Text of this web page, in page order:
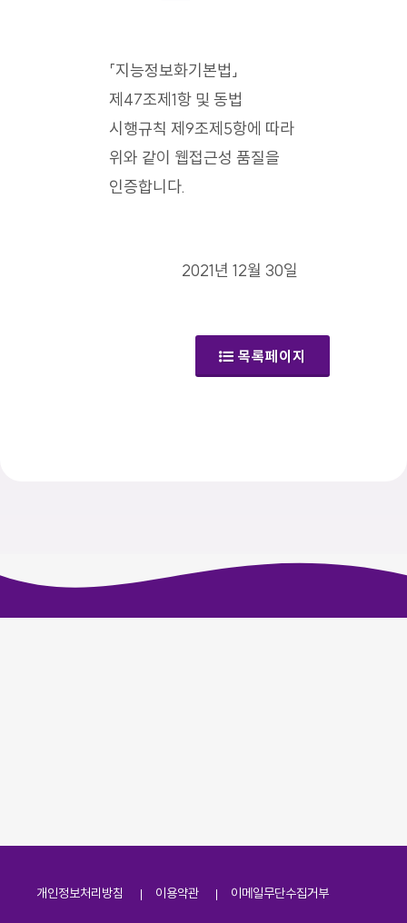
「지능정보화기본법」
제47조제1항 및 동법
시행규칙 제9조제5항에 따라
위와 같이 웹접근성 품질을
인증합니다.
2021년 12월 30일
목록페이지
개인정보처리방침 이용약관 이메일무단수집거부